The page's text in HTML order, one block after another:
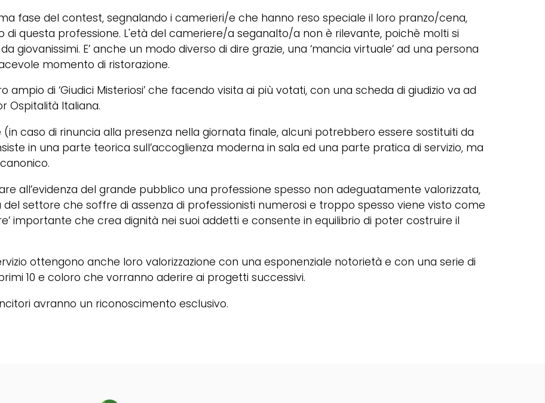
fase del contest, segnalando i camerieri/e che hanno reso speciale il loro pranzo/cena,
questa professione. L'età del cameriere/a seganalto/a non è rilevante, poichè molti si
giovanissimi. E’ anche un modo diverso di dire grazie, una ‘mancia virtuale’ ad una persona
momento di ristorazione.
di ‘Giudici Misteriosi’ che facendo visita ai più votati, con una scheda di giudizio va ad
Ospitalità Italiana.
(in caso di rinuncia alla presenza nella giornata finale, alcuni potrebbero essere sostituiti da
in una parte teorica sull’accoglienza moderna in sala ed una parte pratica di servizio, ma
all’evidenza del grande pubblico una professione spesso non adeguatamente valorizzata,
settore che soffre di assenza di professionisti numerosi e troppo spesso viene visto come
importante che crea dignità nei suoi addetti e consente in equilibrio di poter costruire il
ottengono anche loro valorizzazione con una esponenziale notorietà e con una serie di
10 e coloro che vorranno aderire ai progetti successivi.
avranno un riconoscimento esclusivo.